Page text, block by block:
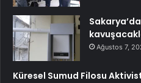
Ağustos 7,
Küresel Sumud Filosu